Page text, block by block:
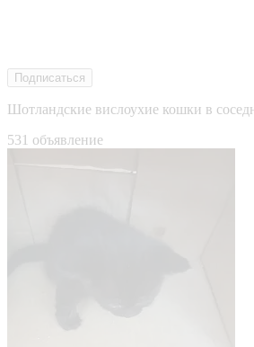
Подписаться
Шотландские вислоухие кошки в
531 объявление